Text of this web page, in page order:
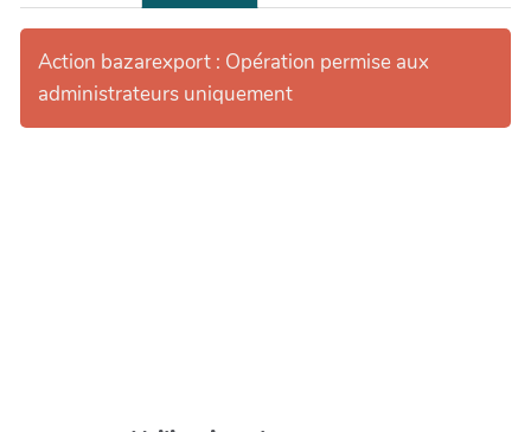
Action bazarexport : Opération permise aux
administrateurs uniquement